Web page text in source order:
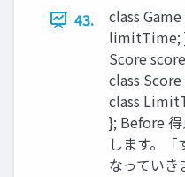
43.
class
limitTime;
Score
class
class
}; Before
します。
なっていき